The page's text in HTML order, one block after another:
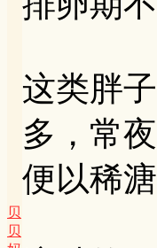
贝
贝
这类胖
多，常
便以稀